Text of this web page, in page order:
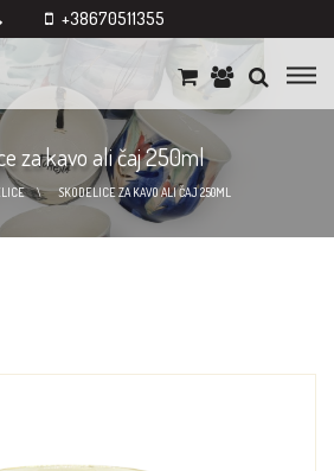
+38670511355
za kavo ali čaj 250ml
SKODELICE ZA KAVO ALI ČAJ 250ML